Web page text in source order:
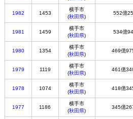
1982 1453
横手市
(秋田県)
552億
1981 1459
横手市
(秋田県)
534億
1980 1354
横手市
(秋田県)
469億
1979 1119
横手市
(秋田県)
461億
1978 1074
横手市
(秋田県)
418億
1977 1186
横手市
(秋田県)
345億